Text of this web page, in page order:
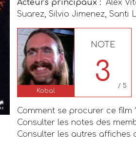
Acteurs principaux : Alex
Suarez, Silvio Jimenez, Santi
Kobal
NOTE
3 / 5
Comment se procurer ce
Consulter les notes des
Consulter les autres affiches